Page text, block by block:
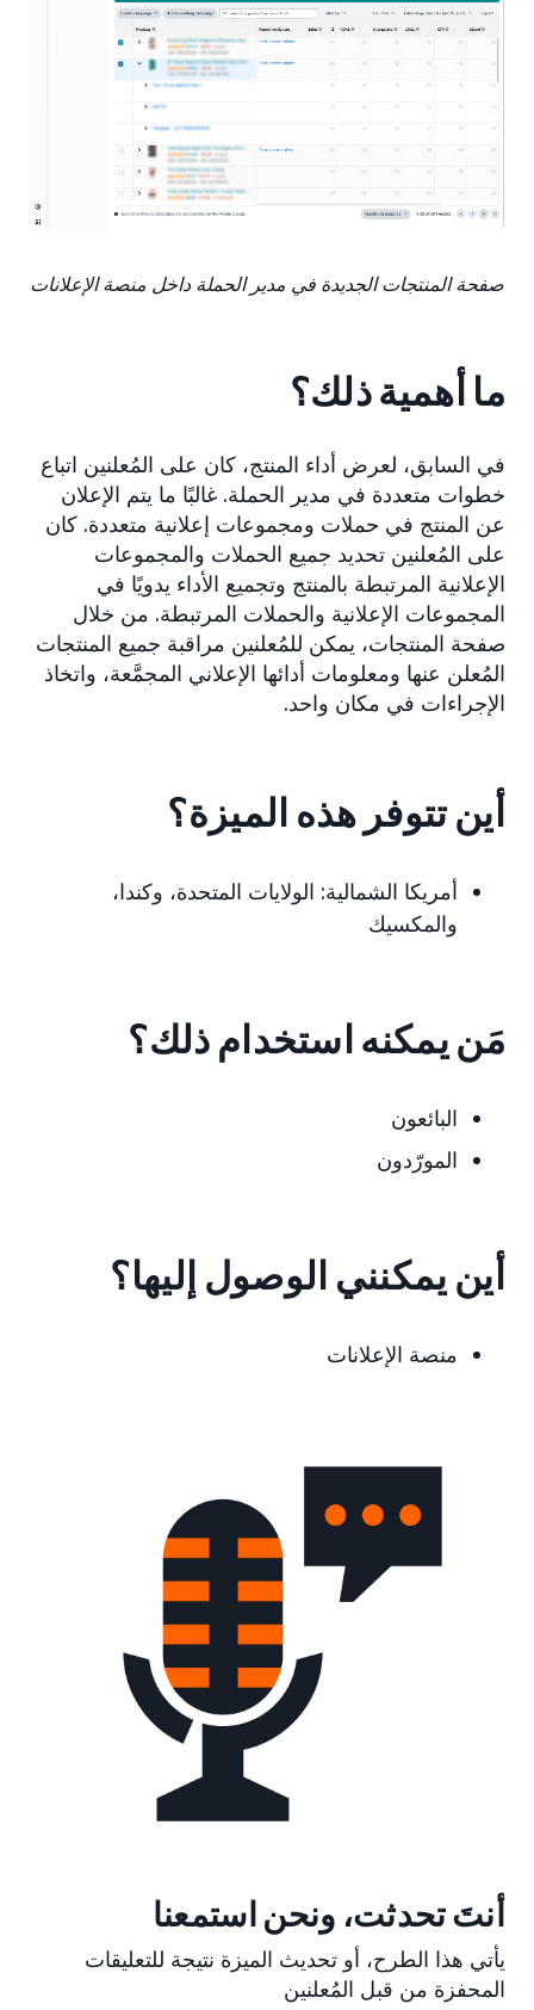
صفحة المنتجات الجديدة في مدير الحملة داخل منصة الإعلانات
ما أهمية ذلك؟
في السابق، لعرض أداء المنتج، كان على المُعلنين اتباع
خطوات متعددة في مدير الحملة. غالبًا ما يتم الإعلان
عن المنتج في حملات ومجموعات إعلانية متعددة. كان
على المُعلنين تحديد جميع الحملات والمجموعات
الإعلانية المرتبطة بالمنتج وتجميع الأداء يدويًا في
المجموعات الإعلانية والحملات المرتبطة. من خلال
صفحة المنتجات، يمكن للمُعلنين مراقبة جميع المنتجات
المُعلن عنها ومعلومات أدائها الإعلاني المجمَّعة، واتخاذ
الإجراءات في مكان واحد.
أين تتوفر هذه الميزة؟
أمريكا الشمالية: الولايات المتحدة، وكندا،
والمكسيك
مَن يمكنه استخدام ذلك؟
البائعون
المورّدون
أين يمكنني الوصول إليها؟
منصة الإعلانات
أنتَ تحدثت، ونحن استمعنا
يأتي هذا الطرح، أو تحديث الميزة نتيجة للتعليقات
المحفزة من قبل المُعلنين